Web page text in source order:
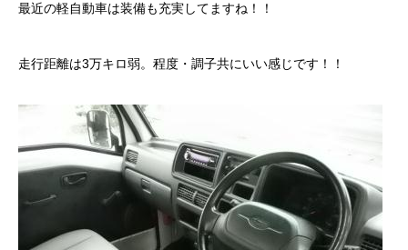
ご挨拶
最近の軽自動車は装備も充実してますね！！
走行距離は3万キロ弱。程度・調子共にいい感じです！！